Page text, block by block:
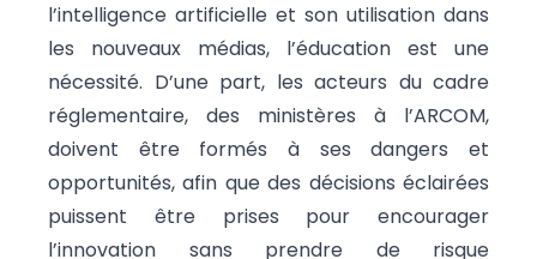
l’intelligence artificielle et son utilisation dans
les nouveaux médias, l’éducation est une
nécessité. D’une part, les acteurs du cadre
réglementaire, des ministères à l’ARCOM,
doivent être formés à ses dangers et
opportunités, afin que des décisions éclairées
puissent être prises pour encourager
l’innovation sans prendre de risque